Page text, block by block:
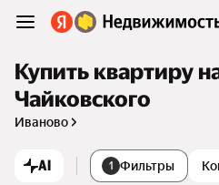
Купить квартиру
Чайковского
Иваново
AI 1 Фильтры